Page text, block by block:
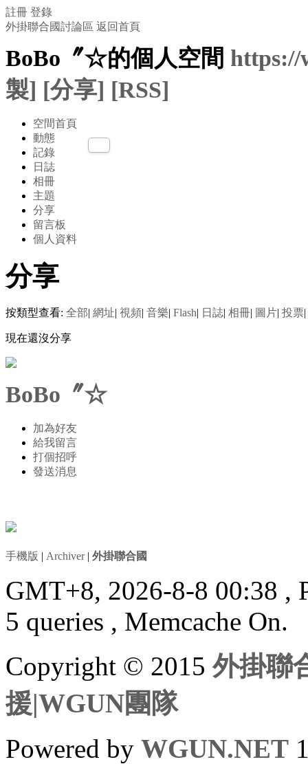
註冊 登錄
外掛聯合國討論區 返回首頁
BoBo〞☆的個人空間 https://
製] [分享] [RSS]
空間首頁
動態
記錄
日誌
相冊
主題
分享
留言板
個人資料
分享
按類型查看: 全部| 網址| 視頻| 音樂| Flash| 日誌| 相冊| 圖片| 投票|
現在還沒分享
BoBo〞☆
加為好友
給我留言
打個招呼
發送消息
手機版 | Archiver| 外掛聯合國
GMT+8, 2026-8-8 00:38 ,
5 queries , Memcache On.
Copyright © 2015外掛聯
援|WGUN團隊
Powered by WGUN.NET